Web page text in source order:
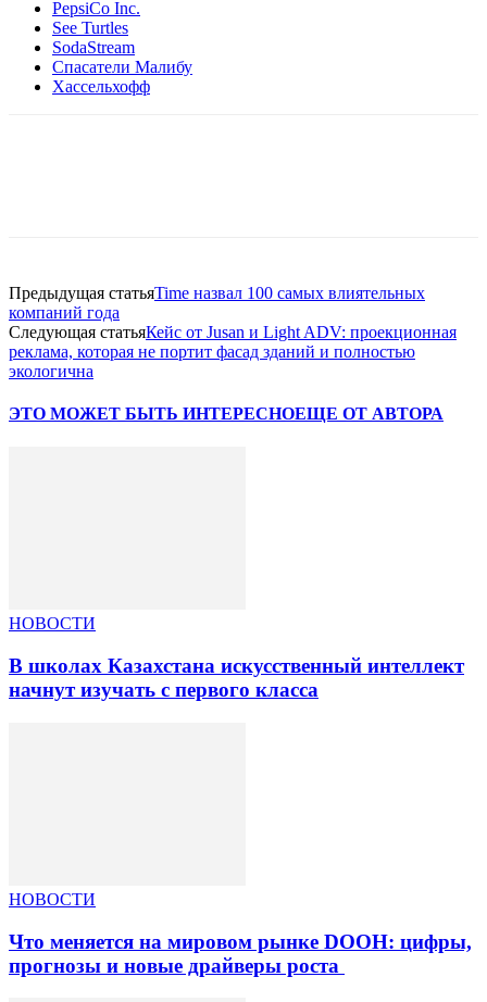
PepsiCo Inc.
See Turtles
SodaStream
Спасатели Малибу
Хассельхофф
Предыдущая статьяTime назвал 100 самых влиятельных
компаний года
Следующая статьяКейс от Jusan и Light ADV: проекционная
реклама, которая не портит фасад зданий и полностью
экологична
ЭТО МОЖЕТ БЫТЬ ИНТЕРЕСНОЕЩЕ ОТ АВТОРА
НОВОСТИ
В школах Казахстана искусственный интеллект
начнут изучать с первого класса
НОВОСТИ
Что меняется на мировом рынке DOOH: цифры,
прогнозы и новые драйверы роста